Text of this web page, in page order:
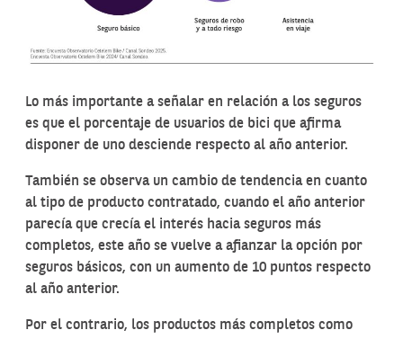
Lo más importante a señalar en relación a los seguros
es que el porcentaje de usuarios de bici que afirma
disponer de uno desciende respecto al año anterior.
También se observa un cambio de tendencia en cuanto
al tipo de producto contratado, cuando el año anterior
parecía que crecía el interés hacia seguros más
completos, este año se vuelve a afianzar la opción por
seguros básicos, con un aumento de 10 puntos respecto
al año anterior.
Por el contrario, los productos más completos como